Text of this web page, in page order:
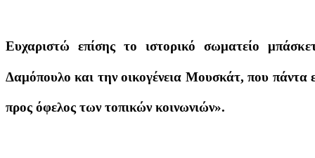
Ευχαριστώ επίσης το ιστορικό σωματείο
Δαμόπουλο και την οικογένεια Μουσκάτ, που πάντα
προς όφελος των τοπικών κοινωνιών».